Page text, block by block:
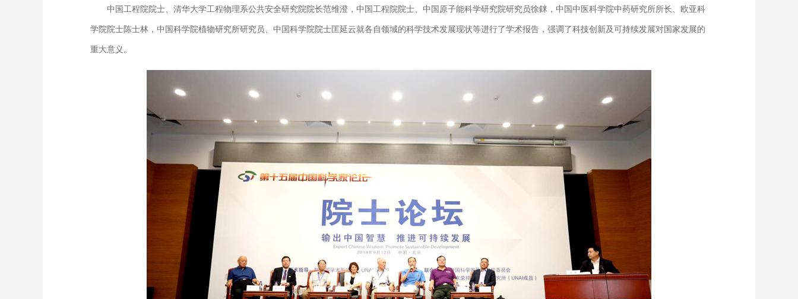
中国工程院院士、清华大学工程物理系公共安全研究院院长范维澄，中国工程院院士、中国原子能科学研究院研究员徐銤，中国中医科学院中药研究所所长、欧亚科
学院院士陈士林，中国科学院植物研究所研究员、中国科学院院士匡延云就各自领域的科学技术发展现状等进行了学术报告，强调了科技创新及可持续发展对国家发展的
重大意义。